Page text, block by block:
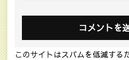
このサイトはスパムを低減す